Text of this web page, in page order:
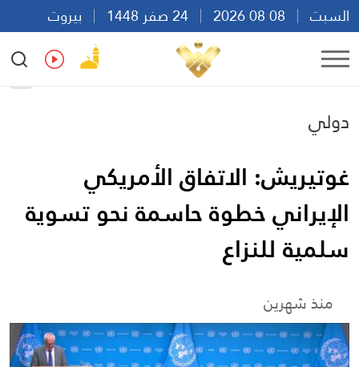
السبت
بيروت
20:45
Ar
دولي
غوتيريش: الاتفاق الأمريكي
الإيراني خطوة حاسمة نحو تسوية
سلمية للنزاع
منذ شهرين